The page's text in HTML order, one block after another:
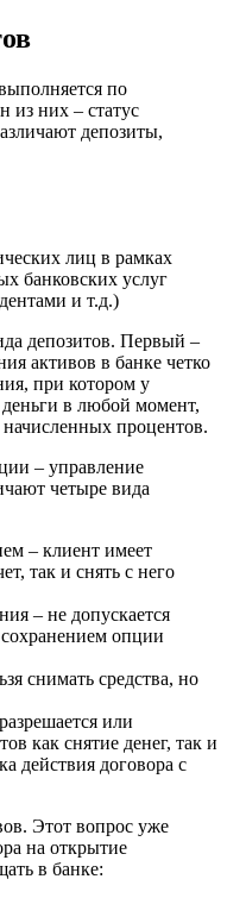
по
из них – статус
депозиты,
лиц в рамках
банковских услуг
и т.д.)
депозитов. Первый –
активов в банке четко
при котором у
деньги в любой момент,
процентов.
– управление
четыре вида
– клиент имеет
так и снять с него
– не допускается
опции
снимать средства, но
или
как снятие денег, так и
действия договора с
Этот вопрос уже
на открытие
в банке: